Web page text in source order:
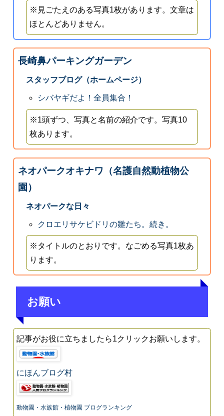
※見ごたえのある写真1枚があります。文章は
ほとんどありません。
長崎鼻パーキングガーデン
スタッフブログ（ホームページ）
シバヤギだよ！全員集合！
※1頭ずつ、写真と名前の紹介です。写真10
枚あります。
ネオパークオキナワ（名護自然動植物公
園）
ネオパークな日々
クロエリサケビドリの雛たち。続き。
※タイトルのとおりです。なごめる写真1枚あ
ります。
お願い
記事がお役に立ちましたら1クリックお願いします。
にほんブログ村
動物園・水族館・植物園 ブログランキング